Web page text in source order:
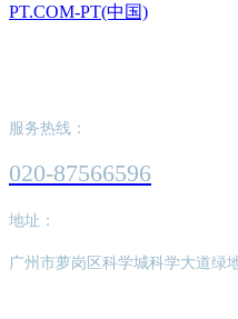
PT.COM-PT(中国)
服务热线：
020-87566596
地址：
广州市萝岗区科学城科学大道绿